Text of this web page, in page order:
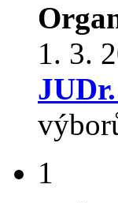
1. 3.
1